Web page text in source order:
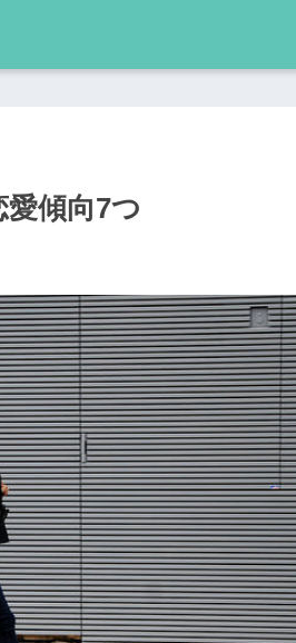
傾向7つ